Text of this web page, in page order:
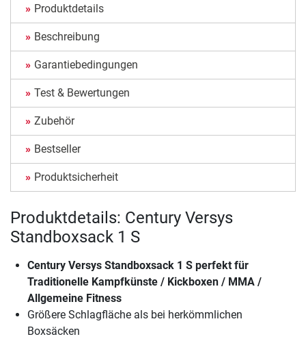
Produktdetails
Beschreibung
Garantiebedingungen
Test & Bewertungen
Zubehör
Bestseller
Produktsicherheit
Produktdetails: Century Versys
Standboxsack 1 S
Century Versys Standboxsack 1 S perfekt für
Traditionelle Kampfkünste / Kickboxen / MMA /
Allgemeine Fitness
Größere Schlagfläche als bei herkömmlichen
Boxsäcken